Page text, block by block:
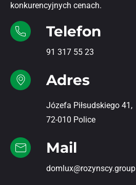
konkurencyjnych cenach.
Telefon
91 317 55 23
Adres
Józefa Piłsudskiego 41,
72-010 Police
Mail
domlux@rozynscy.group